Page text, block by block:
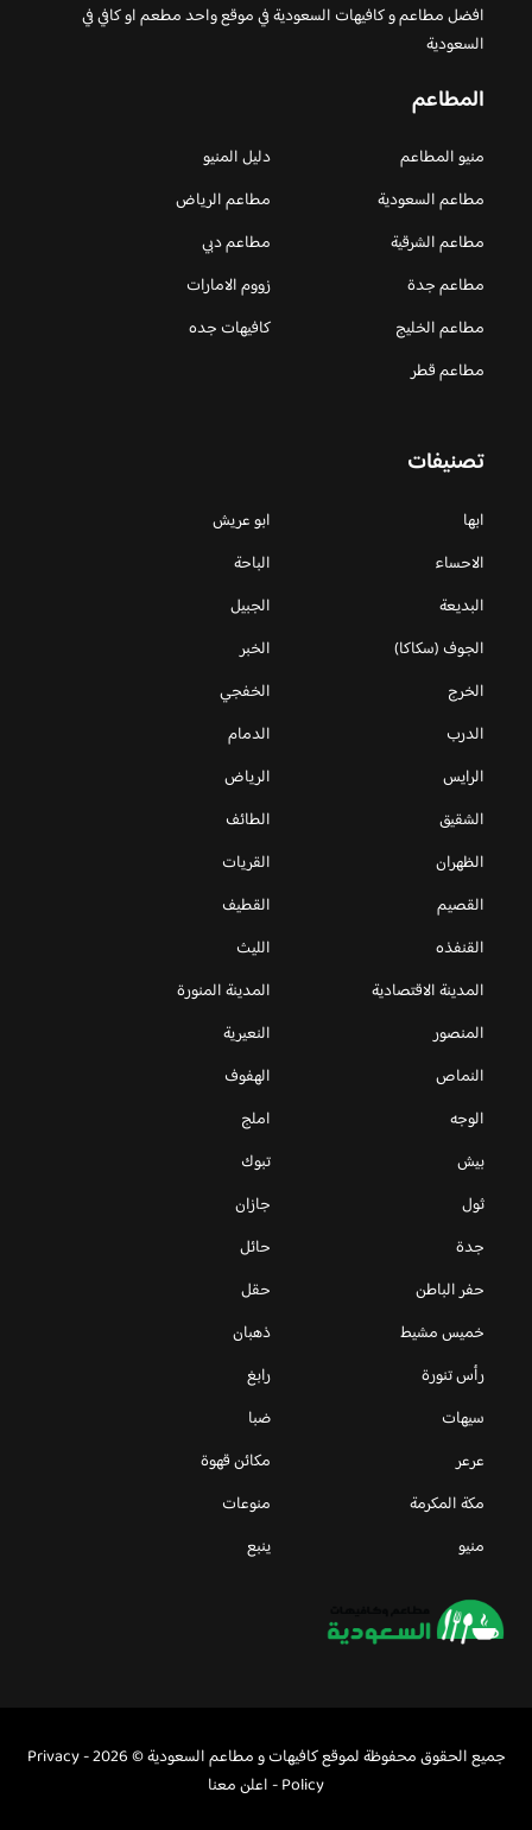
افضل مطاعم و كافيهات السعودية في موقع واحد مطعم او كافي في
السعودية
المطاعم
منيو المطاعم
دليل المنيو
مطاعم السعودية
مطاعم الرياض
مطاعم الشرقية
مطاعم دبي
مطاعم جدة
زووم الامارات
مطاعم الخليج
كافيهات جده
مطاعم قطر
تصنيفات
ابها
ابو عريش
الاحساء
الباحة
البديعة
الجبيل
الجوف (سكاكا)
الخبر
الخرج
الخفجي
الدرب
الدمام
الرايس
الرياض
الشقيق
الطائف
الظهران
القريات
القصيم
القطيف
القنفذه
الليث
المدينة الاقتصادية
المدينة المنورة
المنصور
النعيرية
النماص
الهفوف
الوجه
املج
بيش
تبوك
ثول
جازان
جدة
حائل
حفر الباطن
حقل
خميس مشيط
ذهبان
رأس تنورة
رابغ
سيهات
ضبا
عرعر
مكائن قهوة
مكة المكرمة
منوعات
منيو
ينبع
جميع الحقوق محفوظة لموقع كافيهات و مطاعم السعودية © 2026 -
Privacy
Policy
-اعلن معنا